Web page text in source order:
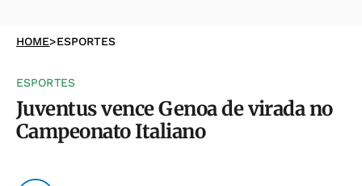
HOME>ESPORTES
ESPORTES
Juventus vence Genoa de virada no
Campeonato Italiano